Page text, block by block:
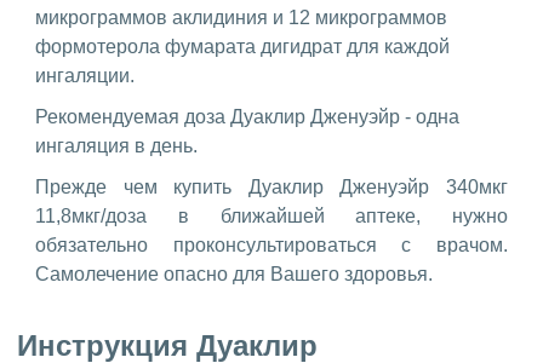
микрограммов аклидиния и 12 микрограммов
формотерола фумарата дигидрат для каждой
ингаляции.
Рекомендуемая доза Дуаклир Дженуэйр - одна
ингаляция в день.
Прежде чем купить Дуаклир Дженуэйр 340мкг
11,8мкг/доза в ближайшей аптеке, нужно
обязательно проконсультироваться с врачом.
Самолечение опасно для Вашего здоровья.
Инструкция Дуаклир